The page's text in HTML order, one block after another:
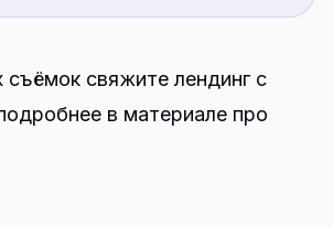
съёмок свяжите лендинг с
в материале про